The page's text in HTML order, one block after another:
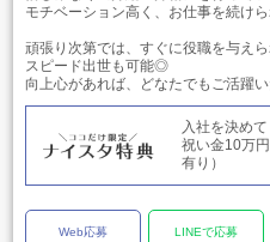
モチベーション高く、お仕事を続けら
頑張り次第では、すぐに役職を与え
スピード出世も可能◎
向上心があれば、どなたでもご活躍
入社を決め
祝い金10万
有り）
Web応募 LINEで応募